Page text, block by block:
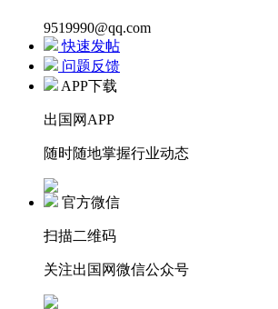
9519990@qq.com
快速发帖
问题反馈
APP下载
出国网APP
随时随地掌握行业动态
官方微信
扫描二维码
关注出国网微信公众号